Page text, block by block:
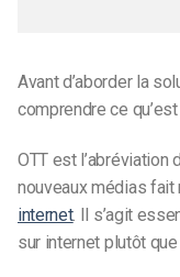
Avant d’aborder la
comprendre ce qu’est
OTT est l’abréviation
nouveaux médias
internet. Il s’agit
sur internet plutôt